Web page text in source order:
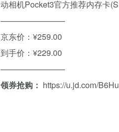
动相机Pocket3官方推荐内存卡
————————
京东价：¥259.00
到手价：¥229.00
————————
领券抢购： https://u.jd.com/